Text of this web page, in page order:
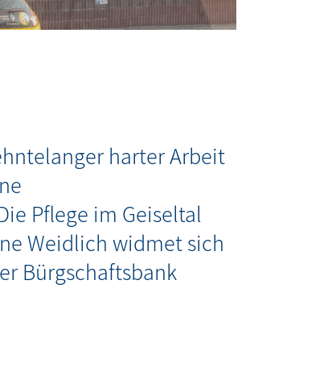
harter Arbeit
Pflege im Geiseltal
Weidlich widmet sich
Bürgschaftsbank